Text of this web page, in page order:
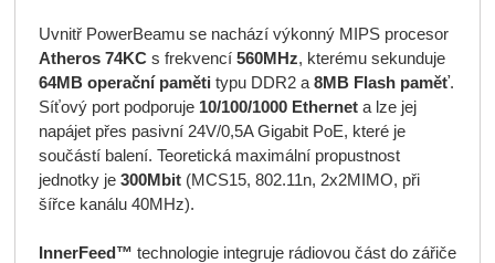
Uvnitř PowerBeamu se nachází výkonný MIPS procesor
Atheros 74KCs frekvencí 560MHz, kterému sekunduje
64MB operační paměti typu DDR2 a 8MB Flash paměť.
Síťový port podporuje 10/100/1000 Etherneta lze jej
napájet přes pasivní 24V/0,5A Gigabit PoE, které je
součástí balení. Teoretická maximální propustnost
jednotky je 300Mbit(MCS15, 802.11n, 2x2MIMO, při
šířce kanálu 40MHz).
InnerFeed™ technologie integruje rádiovou část do zářiče